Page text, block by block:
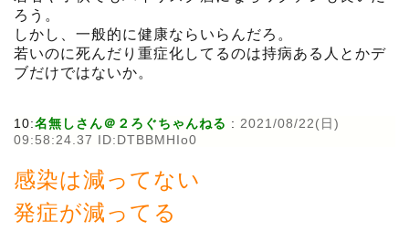
ろう。
しかし、一般的に健康ならいらんだろ。
若いのに死んだり重症化してるのは持病ある人とかデ
ブだけではないか。
10:名無しさん＠２ろぐちゃんねる : 2021/08/22(日)
09:58:24.37 ID:DTBBMHIo0
感染は減ってない
発症が減ってる